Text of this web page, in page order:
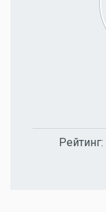
Рейтинг: